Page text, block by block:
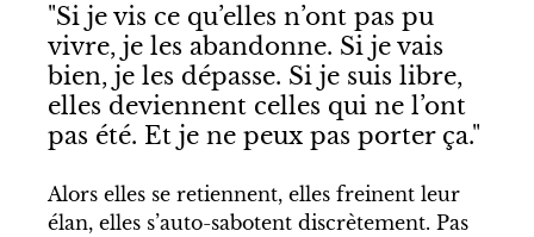
"Si je vis ce qu’elles n’ont pas pu
vivre, je les abandonne. Si je vais
bien, je les dépasse. Si je suis libre,
elles deviennent celles qui ne l’ont
pas été. Et je ne peux pas porter ça."
Alors elles se retiennent, elles freinent leur
élan, elles s’auto-sabotent discrètement. Pas